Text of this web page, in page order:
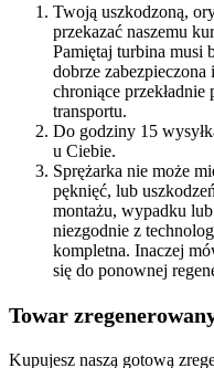
Twoją uszkodzoną,
przekazać naszemu
Pamiętaj turbina musi
dobrze
chroniące przekładnie
transportu.
Do godziny 15
u Ciebie.
Sprężarka nie może
pęknięć, lub
montażu, wypadku
niezgodnie z
kompletna. Inaczej
się do ponownej
Towar
Kupujesz naszą gotową